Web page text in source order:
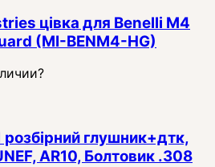
цівка для Benelli M4
(MI-BENM4-HG)
глушник+дтк,
AR10, Болтовик .308